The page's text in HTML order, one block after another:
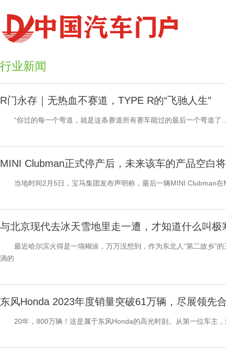
行业新闻
R门永存｜无热血不赛道，TYPE R的“飞驰人生”
“你过的每一个弯道，就是这条赛道所有赛车能过的最后一个弯道
MINI Clubman正式停产后，未来该车的产品空白
当地时间2月5日，宝马集团发布声明称，最后一辆MINI Clubman在
与北京现代去冰天雪地里走一遭，才知道什么叫极
最近哈尔滨火得是一塌糊涂，万万没想到，作为东北人“第二故乡”
滴的
东风Honda 2023年度销量突破61万辆，尽展领先
20年，800万辆！这是属于东风Honda的高光时刻。从第一位车主，